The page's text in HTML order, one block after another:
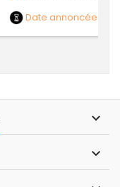
Date annoncée

